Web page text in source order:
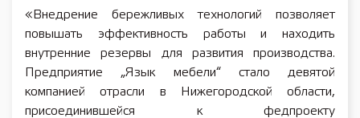
«Внедрение бережливых технологий позволяет
повышать эффективность работы и находить
внутренние резервы для развития производства.
Предприятие „Язык мебели“ стало девятой
компанией отрасли в Нижегородской области,
присоединившейся к федпроекту